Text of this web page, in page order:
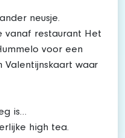
neusje.
vanaf restaurant Het
voor een
Valentijnskaart waar
is…
high tea.